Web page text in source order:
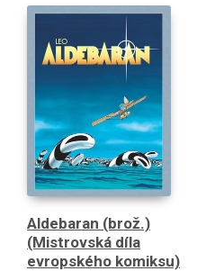
Aldebaran (brož.)
(Mistrovská díla
evropského komiksu)